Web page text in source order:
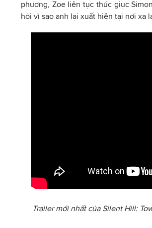
phương, Zoe liên tục thúc giục
hỏi vì sao anh lại xuất hiện tại nơi xa
Trailer mới nhất của Silent Hill: